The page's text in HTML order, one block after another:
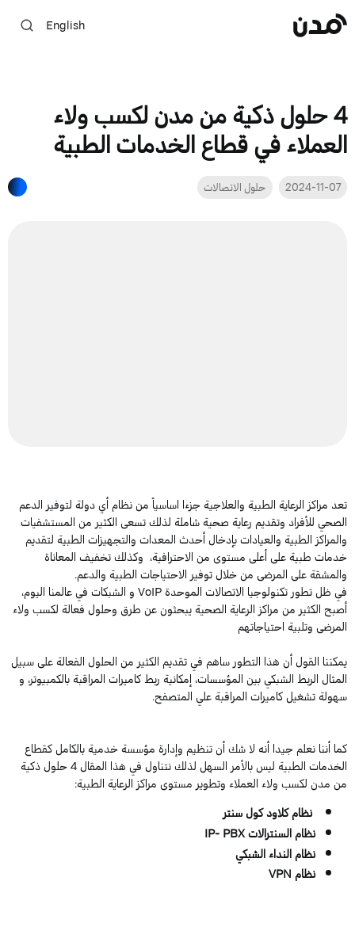
English
4 حلول ذكية من مدن لكسب ولاء
العملاء في قطاع الخدمات الطبية
2024-11-07 حلول الاتصالات
ُتعد مراكز الرعاية الطبية والعلاجية جزءا اساسياً من نظام أي دولة لتوفير الدعم
الصحي للأفراد وتقديم رعاية صحية شاملة لذلك تسعى الكثير من المستشفيات
والمراكز الطبية والعيادات بإدخال أحدث المعدات والتجهيزات الطبية لتقديم
خدمات طبية على أعلى مستوى من الاحترافية، وكذلك تخفيف المعاناة
والمشقة على المرضى من خلال توفير الاحتياجات الطبية والدعم.
في ظل تطور تكنولوجيا الاتصالات الموحدة VoIP و الشبكات في عالمنا اليوم،
أصبح الكثير من مراكز الرعاية الصحية يبحثون عن طرق وحلول فعالة لكسب ولاء
المرضى وتلبية احتياجاتهم
يمكننا القول أن هذا التطور ساهم في تقديم الكثير من الحلول الفعالة على سبيل
المثال الربط الشبكي بين المؤسسات، إمكانية ربط كاميرات المراقبة بالكمبيوتر، و
سهولة تشغيل كاميرات المراقبة علي المتصفح.
كما أننا نعلم جيدا أنه لا شك أن تنظيم وإدارة مؤسسة خدمية بالكامل كقطاع
الخدمات الطبية ليس بالأمر السهل لذلك نتناول في هذا المقال 4 حلول ذكية
من مدن لكسب ولاء العملاء وتطوير مستوى مراكز الرعاية الطبية:
نظام كلاود كول سنتر
نظام السنترالات IP- PBX
نظام النداء الشبكي
نظام VPN